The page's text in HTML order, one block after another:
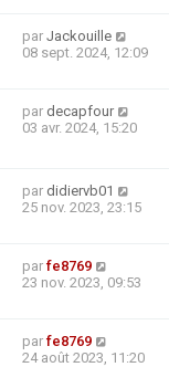
parJackouille
08 sept. 2024, 12:09
par decapfour
03 avr. 2024, 15:20
par didiervb01
25 nov. 2023, 23:15
parfe8769
23 nov. 2023, 09:53
parfe8769
24 août 2023, 11:20